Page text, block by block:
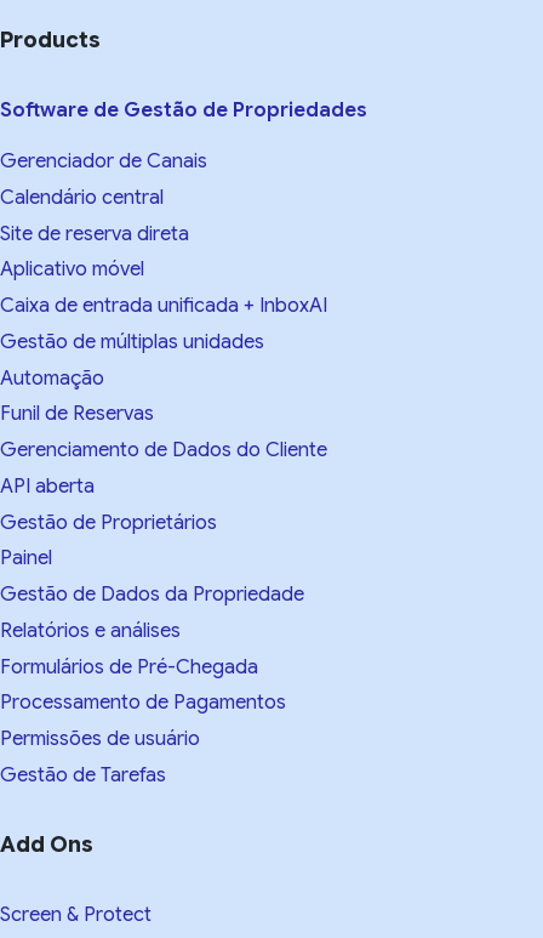
Products
Software de Gestão de Propriedades
Gerenciador de Canais
Calendário central
Site de reserva direta
Aplicativo móvel
Caixa de entrada unificada + InboxAI
Gestão de múltiplas unidades
Automação
Funil de Reservas
Gerenciamento de Dados do Cliente
API aberta
Gestão de Proprietários
Painel
Gestão de Dados da Propriedade
Relatórios e análises
Formulários de Pré-Chegada
Processamento de Pagamentos
Permissões de usuário
Gestão de Tarefas
Add Ons
Screen & Protect